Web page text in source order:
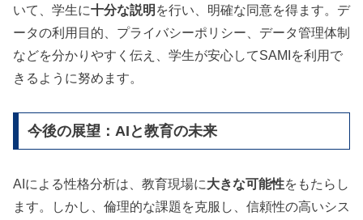
いて、学生に十分な説明 を行い、明確な同意を得ます。デ
ータの利用目的、プライバシーポリシー、データ管理体制
などを分かりやすく伝え、学生が安心してSAMIを利用で
きるように努めます。
今後の展望：AIと教育の未来
AIによる性格分析は、教育現場に大きな可能性をもたらし
ます。しかし、倫理的な課題を克服し、信頼性の高いシス